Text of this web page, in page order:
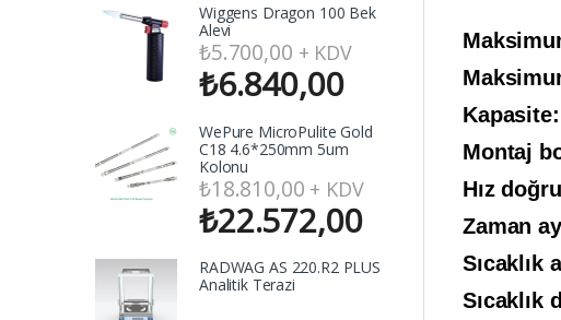
Kapasite:
Montaj
Hız
Zaman
Sıcaklık
Sıcaklık
Wiggens Dragon 100 Bek
Alevi
₺5.700,00 + KDV
₺6.840,00
WePure MicroPulite Gold
C18 4.6*250mm 5um
Kolonu
₺18.810,00 + KDV
₺22.572,00
RADWAG AS 220.R2 PLUS
Analitik Terazi